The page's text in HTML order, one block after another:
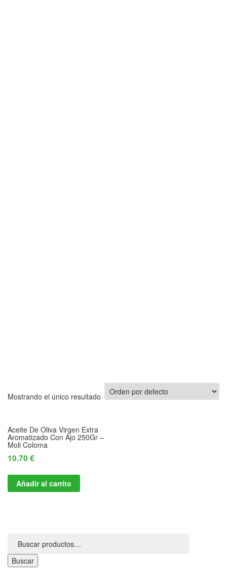
Mostrando el único resultado
Aceite De Oliva Virgen Extra
Aromatizado Con Ajo 250Gr –
Moli Coloma
10.70 €
Añadir al carrito
Buscar